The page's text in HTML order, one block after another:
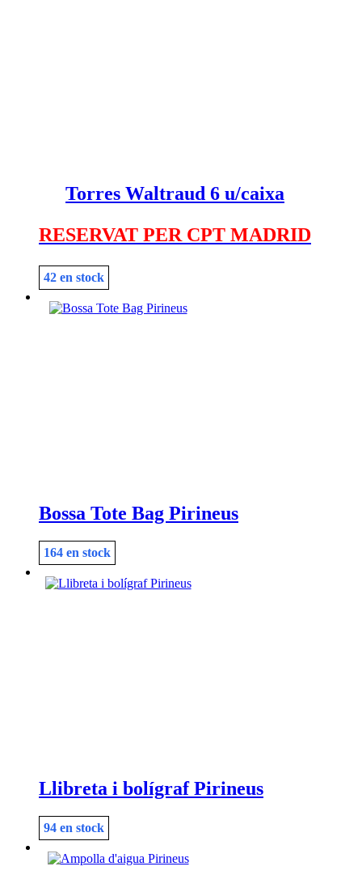
Torres Waltraud 6 u/caixa
RESERVAT PER CPT MADRID
42 en stock
Bossa Tote Bag Pirineus
164 en stock
Llibreta i bolígraf Pirineus
94 en stock